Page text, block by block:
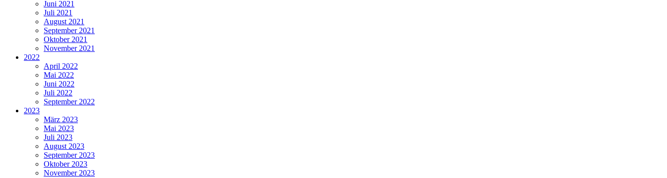
Juni 2021
Juli 2021
August 2021
September 2021
Oktober 2021
November 2021
2022
April 2022
Mai 2022
Juni 2022
Juli 2022
September 2022
2023
März 2023
Mai 2023
Juli 2023
August 2023
September 2023
Oktober 2023
November 2023